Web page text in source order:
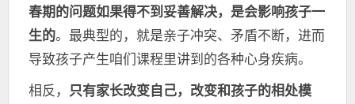
春期的问题如果得不到妥善解决，是会影响孩子一
生的。最典型的，就是亲子冲突、矛盾不断，进而
导致孩子产生咱们课程里讲到的各种心身疾病。
相反， 只有家长改变自己，改变和孩子的相处模